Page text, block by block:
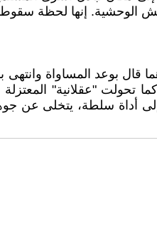
الوحشية. إنها لحظة
قال بوعد المساواة
تحولت "عقلانية"
أداة سلطة، يتخلى عن